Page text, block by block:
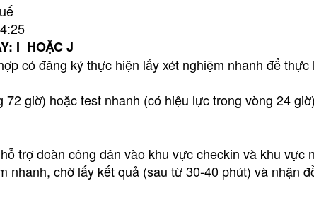
I HOẶC J
có đăng ký thực hiện lấy xét nghiệm nhanh để thực
giờ) hoặc test nhanh (có hiệu lực trong vòng 24
trợ đoàn công dân vào khu vực checkin và khu vực
nhanh, chờ lấy kết quả (sau từ 30-40 phút) và nhận